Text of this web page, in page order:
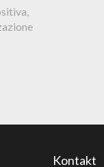
Kontakt